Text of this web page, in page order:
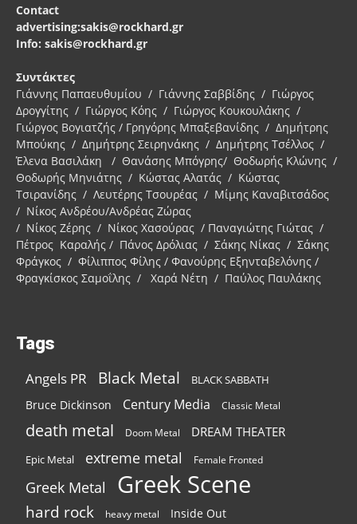
Contact
advertising:sakis@rockhard.gr
Info: sakis@rockhard.gr
Συντάκτες
Γιάννης Παπαευθυμίου / Γιάννης Σαββίδης / Γιώργος
Δρογγίτης / Γιώργος Κόης / Γιώργος Κουκουλάκης /
Γιώργος Βογιατζής / Γρηγόρης Μπαξεβανίδης / Δημήτρης
Μπούκης / Δημήτρης Σειρηνάκης / Δημήτρης Τσέλλος /
Έλενα Βασιλάκη / Θανάσης Μπόγρης/ Θοδωρής Κλώνης /
Θοδωρής Μηνιάτης / Κώστας Αλατάς / Κώστας
Τσιρανίδης / Λευτέρης Τσουρέας / Μίμης Καναβιτσάδος
/ Νίκος Ανδρέου/Ανδρέας Ζώρας
/ Νίκος Ζέρης / Νίκος Χασούρας / Παναγιώτης Γιώτας /
Πέτρος Καραλής / Πάνος Δρόλιας / Σάκης Νίκας / Σάκης
Φράγκος / Φίλιππος Φίλης / Φανούρης Εξηνταβελόνης /
Φραγκίσκος Σαμοΐλης / Χαρά Νέτη / Παύλος Παυλάκης
Tags
Angels PR Black Metal BLACK SABBATH
Bruce Dickinson Century Media Classic Metal
death metal Doom Metal DREAM THEATER
Epic Metal extreme metal Female Fronted
Greek Metal Greek Scene
hard rock heavy metal Inside Out